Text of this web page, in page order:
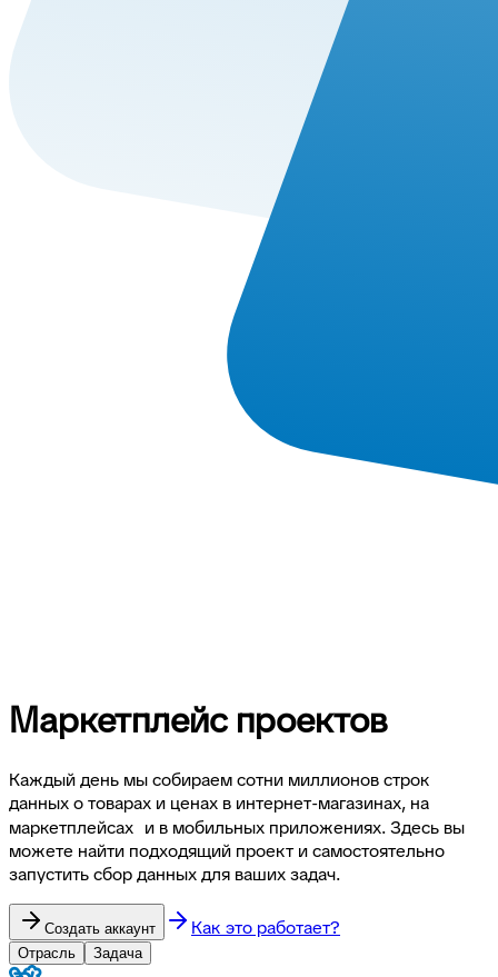
Маркетплейс проектов
Каждый день мы собираем сотни миллионов строк
данных о товарах и ценах в интернет-магазинах, на
маркетплейсах и в мобильных приложениях. Здесь вы
можете найти подходящий проект и самостоятельно
запустить сбор данных для ваших задач.
Создать аккаунт Как это работает?
Отрасль Задача